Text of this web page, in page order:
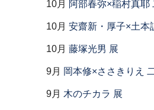
10月 阿部春弥×稲村真耶
10月 安齋新・厚子×土本
10月 藤塚光男 展
9月 岡本修×ささきりえ
9月 木のチカラ 展